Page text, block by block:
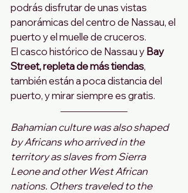
podrás disfrutar de unas vistas
panorámicas del centro de Nassau, el
puerto y el muelle de cruceros.
El casco histórico de Nassau y Bay
Street, repleta de más tiendas,
también están a poca distancia del
puerto, y mirar siempre es gratis.
Bahamian culture was also shaped
by Africans who arrived in the
territory as slaves from Sierra
Leone and other West African
nations. Others traveled to the